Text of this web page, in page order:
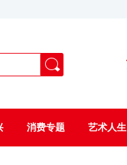
消费专题 艺术人生